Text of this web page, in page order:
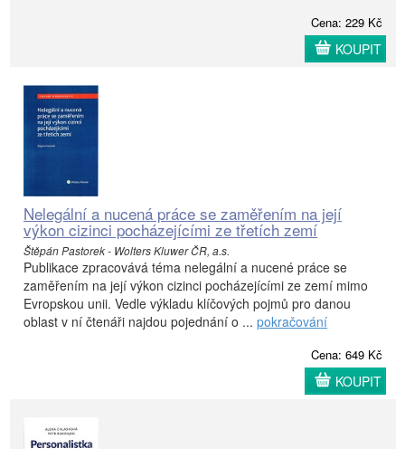
Cena: 229 Kč
KOUPIT
Nelegální a nucená práce se zaměřením na její
výkon cizinci pocházejícími ze třetích zemí
Štěpán Pastorek - Wolters Kluwer ČR, a.s.
Publikace zpracovává téma nelegální a nucené práce se
zaměřením na její výkon cizinci pocházejícími ze zemí mimo
Evropskou unii. Vedle výkladu klíčových pojmů pro danou
oblast v ní čtenáři najdou pojednání o ... pokračování
Cena: 649 Kč
KOUPIT